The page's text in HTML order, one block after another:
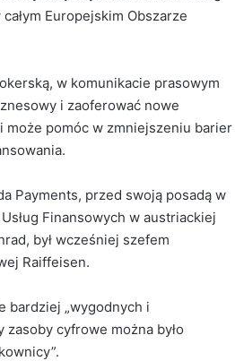
Europejskim Obszarze
w komunikacie prasowym
i zaoferować nowe
może pomóc w zmniejszeniu barier
Payments, przed swoją posadą w
Finansowych w austriackiej
był wcześniej szefem
Raiffeisen.
bardziej „wygodnych i
zasoby cyfrowe można było